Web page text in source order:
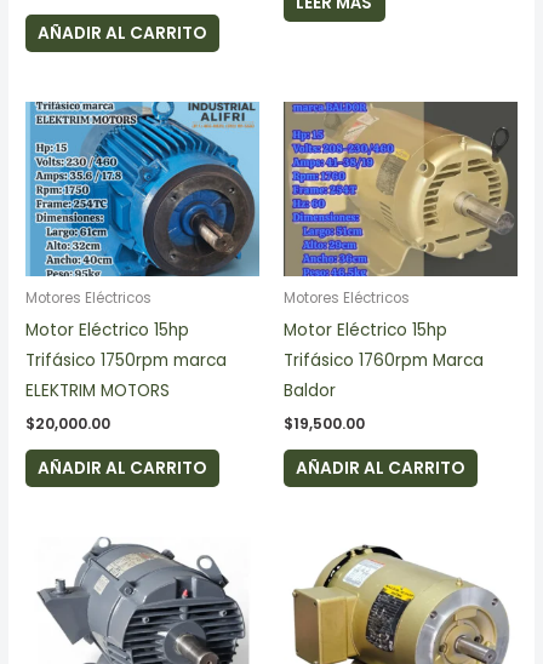
AÑADIR AL CARRITO
Motores Eléctricos
Motor Eléctrico 15hp
Trifásico 1750rpm marca
ELEKTRIM MOTORS
$20,000.00
AÑADIR AL CARRITO
Motores Eléctricos
Motor Eléctrico 15hp
Trifásico 1760rpm Marca
Baldor
$19,500.00
AÑADIR AL CARRITO